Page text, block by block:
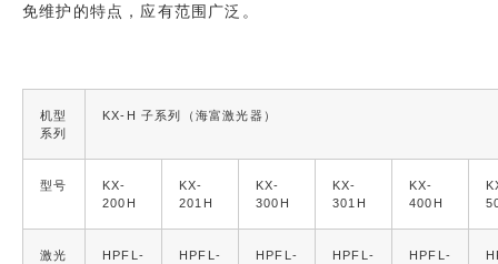
免维护的特点，应有范围广泛。
机型
系列
KX-H 子系列（海富激光器）
型号
KX-
200H
KX-
201H
KX-
300H
KX-
301H
KX-
400H
激光
HPFL-
HPFL-
HPFL-
HPFL-
HPFL-